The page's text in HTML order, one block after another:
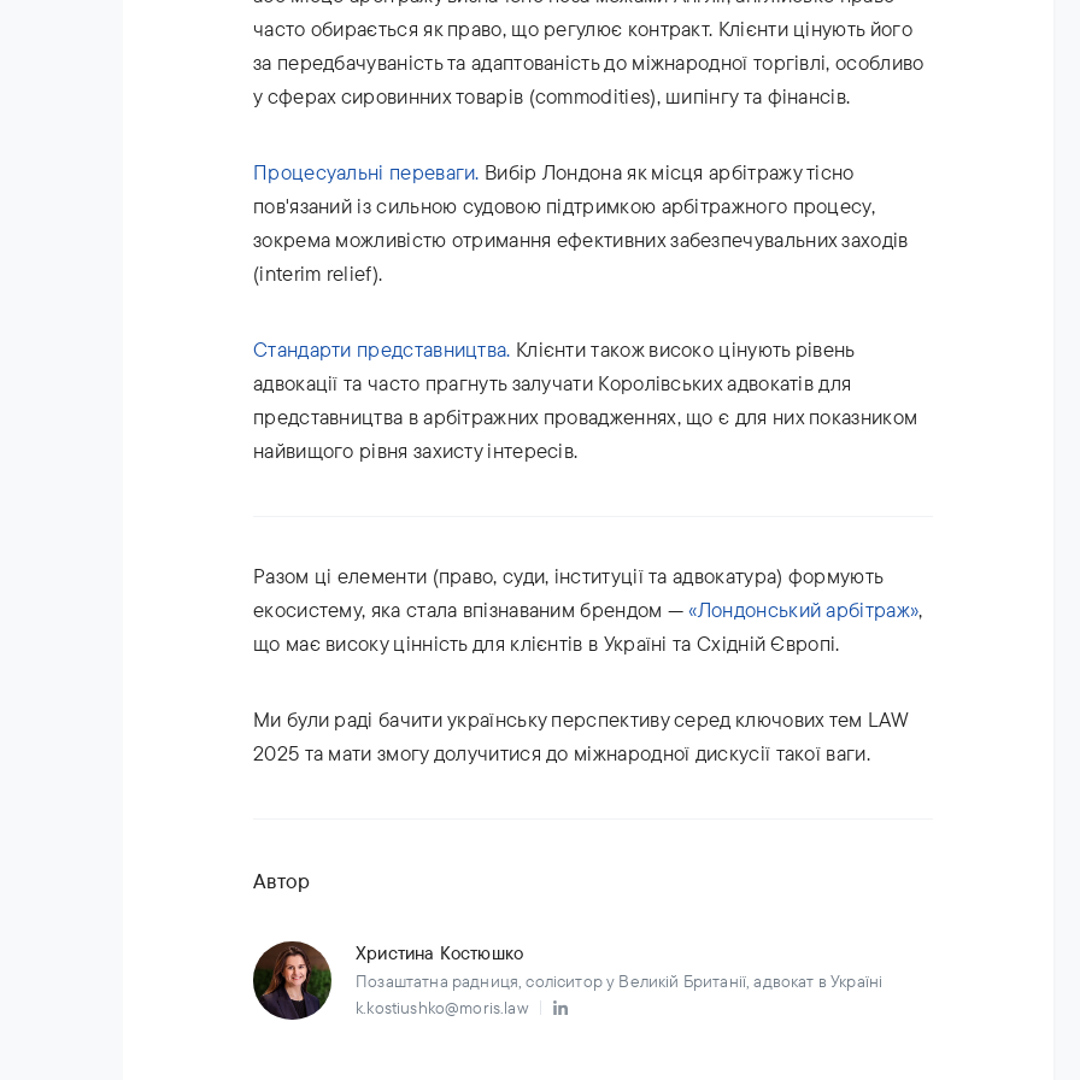
часто обирається як право, що регулює контракт. Клієнти цінують його
за передбачуваність та адаптованість до міжнародної торгівлі, особливо
у сферах сировинних товарів (commodities), шипінгу та фінансів.
Процесуальні переваги. Вибір Лондона як місця арбітражу тісно
пов'язаний із сильною судовою підтримкою арбітражного процесу,
зокрема можливістю отримання ефективних забезпечувальних заходів
(interim relief).
Стандарти представництва. Клієнти також високо цінують рівень
адвокації та часто прагнуть залучати Королівських адвокатів для
представництва в арбітражних провадженнях, що є для них показником
найвищого рівня захисту інтересів.
Разом ці елементи (право, суди, інституції та адвокатура) формують
екосистему, яка стала впізнаваним брендом —«Лондонський арбітраж»,
що має високу цінність для клієнтів в Україні та Східній Європі.
Ми були раді бачити українську перспективу серед ключових тем LAW
2025 та мати змогу долучитися до міжнародної дискусії такої ваги.
Автор
Христина Костюшко
Позаштатна радниця, соліситор у Великій Британії, адвокат в Україні
k.kostiushko@moris.law